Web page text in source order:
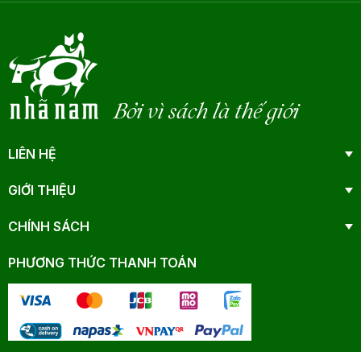
Bởi vì sách là thế giới
LIÊN HỆ
GIỚI THIỆU
CHÍNH SÁCH
PHƯƠNG THỨC THANH TOÁN